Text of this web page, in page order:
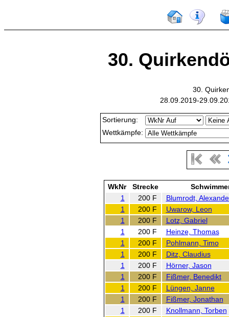
30.
30.
28.09.2019-
Sortierung:
Wettkämpfe:
WkNr Strecke
1
200 F
Blumrodt,
1
200 F
Uwarow, Leon
1
200 F
Lotz, Gabriel
1
200 F
Heinze, Thomas
1
200 F
Pohlmann, Timo
1
200 F
Ditz, Claudius
1
200 F
Hörner, Jason
1
200 F
Fißmer, Benedikt
1
200 F
Lüngen, Janne
1
200 F
Fißmer, Jonathan
1
200 F
Knollmann, Torben